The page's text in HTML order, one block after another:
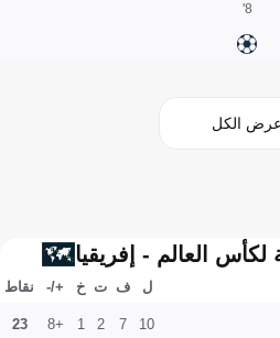
8'
عرض الكل
العالم - إفريقيا
ل ف ت خ +/- نقاط
10
7
2
1
+8
23